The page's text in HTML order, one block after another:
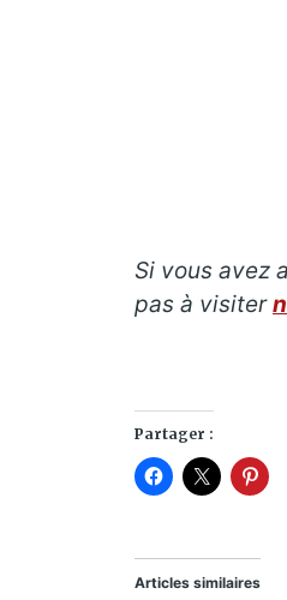
Si vous avez
pas à visiter
Partager :
Articles similaires